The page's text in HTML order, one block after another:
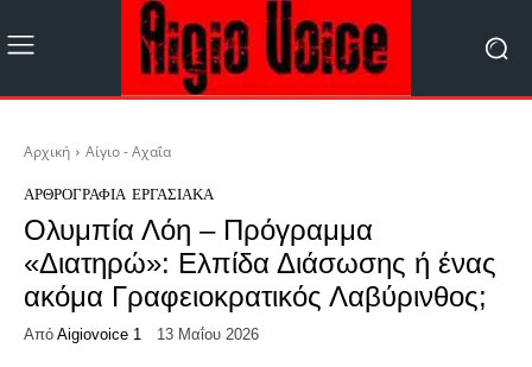
Αρχική Αίγιο - Αχαΐα
ΑΡΘΡΟΓΡΑΦΊΑ ΕΡΓΑΣΙΑΚΆ
Ολυμπία Λόη – Πρόγραμμα
«Διατηρώ»: Ελπίδα Διάσωσης ή ένας
ακόμα Γραφειοκρατικός Λαβύρινθος;
Από Aigiovoice 1 13 Μαΐου 2026